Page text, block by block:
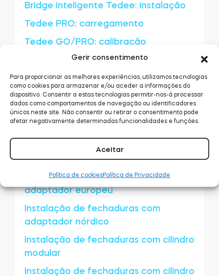
Gerir consentimento
Para proporcionar as melhores experiências, utilizamos tecnologias
como cookies para armazenar e/ou aceder a informações do
dispositivo. Consentir a estas tecnologias permitir-nos-á processar
dados como comportamentos de navegação ou identificadores
únicos neste site. Não consentir ou retirar o consentimento pode
afetar negativamente determinadas funcionalidades e funções.
Aceitar
Política de cookiesPolítica de Privacidade
Bridge inteligente Tedee: instalação
Tedee PRO: carregamento
Tedee GO/PRO: calibração
Aluguer: desbloqueio de aplicações
Mola de tração
Emparelhar dispositivos Tedee com a
aplicação
O Tedee GO é compatível com a
minha porta?
Como instalar o Tedee GO
Instalação de fechaduras com
adaptador europeu
Instalação de fechaduras com
adaptador nórdico
Instalação de fechaduras com cilindro
modular
Instalação de fechaduras com cilindro